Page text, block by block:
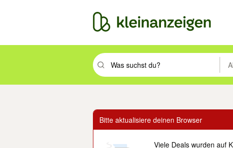
Suchbegriff eingeben. Eingabetaste
Bitte aktualisiere deinen Browser
Viele Deals wurden auf